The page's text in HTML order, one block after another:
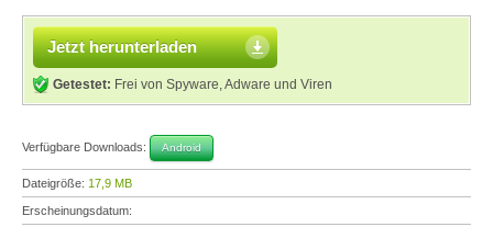
Jetzt herunterladen
Getestet: Frei von Spyware, Adware und Viren
Verfügbare Downloads: Android
Dateigröße: 17,9 MB
Erscheinungsdatum: